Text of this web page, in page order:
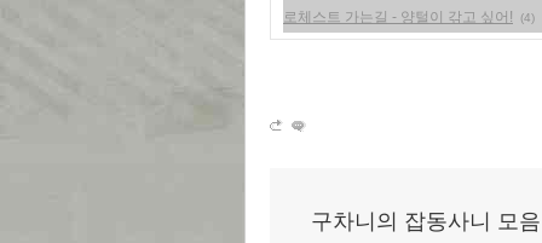
로체스트 가는길 - 양털이 갂고 싶어! (4)
구차니의 잡동사니 모음